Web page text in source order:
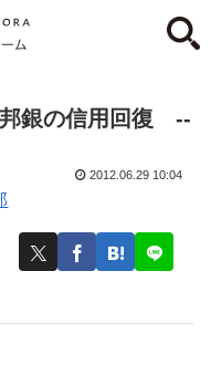
邦銀の信用回復 --
2012.06.29 10:04